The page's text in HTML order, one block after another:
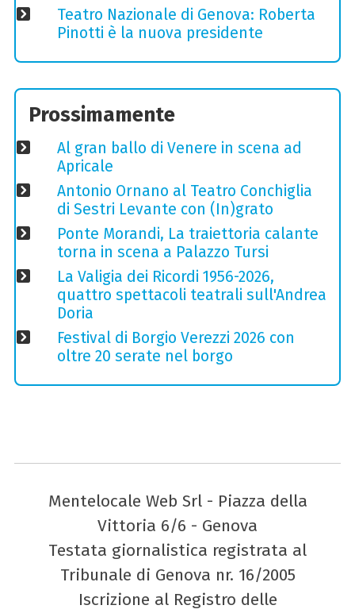
Teatro Nazionale di Genova: Roberta
Pinotti è la nuova presidente
Prossimamente
Al gran ballo di Venere in scena ad
Apricale
Antonio Ornano al Teatro Conchiglia
di Sestri Levante con (In)grato
Ponte Morandi, La traiettoria calante
torna in scena a Palazzo Tursi
La Valigia dei Ricordi 1956-2026,
quattro spettacoli teatrali sull'Andrea
Doria
Festival di Borgio Verezzi 2026 con
oltre 20 serate nel borgo
Mentelocale Web Srl - Piazza della
Vittoria 6/6 - Genova
Testata giornalistica registrata al
Tribunale di Genova nr. 16/2005
Iscrizione al Registro delle